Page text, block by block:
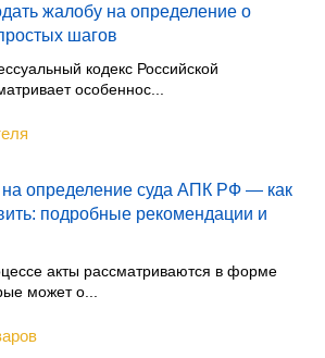
жалобу на определение о
шагов
кодекс Российской
особеннос...
определение суда АПК РФ — как
подробные рекомендации и
акты рассматриваются в форме
может о...